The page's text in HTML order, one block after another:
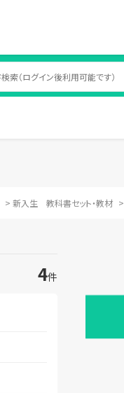
> 新入生 教科書セット・教材 >
4件